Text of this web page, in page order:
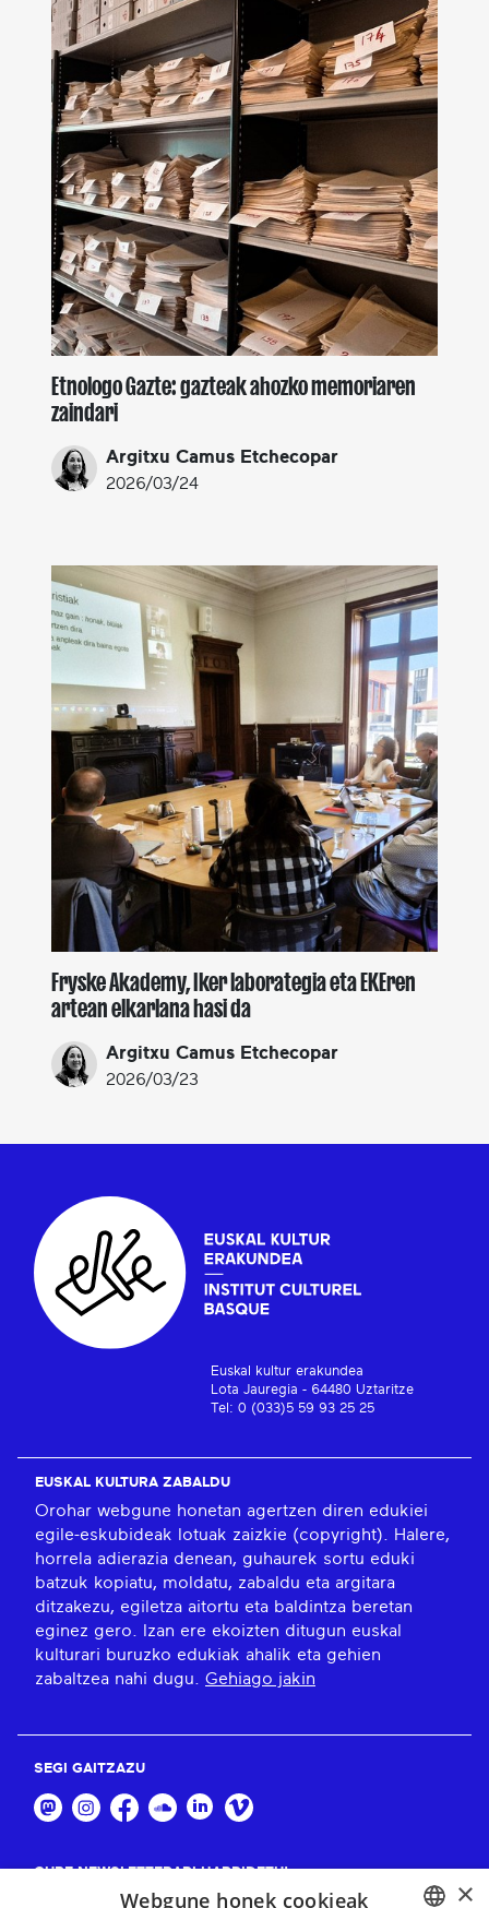
Etnologo Gazte: gazteak ahozko memoriaren
zaindari
Argitxu Camus Etchecopar
2026/03/24
Fryske Akademy, Iker laborategia eta EKEren
artean elkarlana hasi da
Argitxu Camus Etchecopar
2026/03/23
Euskal kultur erakundea
Lota Jauregia - 64480 Uztaritze
Tel: 0 (033)5 59 93 25 25
EUSKAL KULTURA ZABALDU
Orohar webgune honetan agertzen diren edukiei
egile-eskubideak lotuak zaizkie (copyright). Halere,
horrela adierazia denean, guhaurek sortu eduki
batzuk kopiatu, moldatu, zabaldu eta argitara
ditzakezu, egiletza aitortu eta baldintza beretan
eginez gero. Izan ere ekoizten ditugun euskal
kulturari buruzko edukiak ahalik eta gehien
zabaltzea nahi dugu. Gehiago jakin
SEGI GAITZAZU
GURE NEWSLETTERARI HARPIDETU!
×
Webgune honek cookieak